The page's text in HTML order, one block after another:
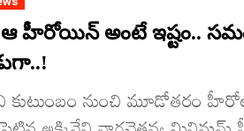
హీరోయిన్ అంటే ఇష్టం..
కుటుంబం నుంచి మూడోతరం